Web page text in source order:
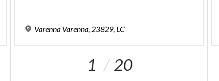
Varenna Varenna, 23829, LC
1 20